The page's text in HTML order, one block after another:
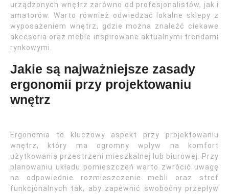
urządzonych wnętrz zarówno od profesjonalistów, jak i
amatorów. Warto również odwiedzać lokalne sklepy z
wyposażeniem wnętrz, gdzie można znaleźć ciekawe
akcesoria oraz meble inspirowane aktualnymi trendami
rynkowymi.
Jakie są najważniejsze zasady
ergonomii przy projektowaniu
wnętrz
Ergonomia to kluczowy aspekt przy projektowaniu
wnętrz, który ma ogromny wpływ na komfort
użytkowania przestrzeni mieszkalnej lub biurowej. Przy
planowaniu układu pomieszczeń warto zwrócić uwagę
na odpowiednie rozmieszczenie mebli oraz stref
funkcjonalnych tak, aby zapewnić swobodny przepływ